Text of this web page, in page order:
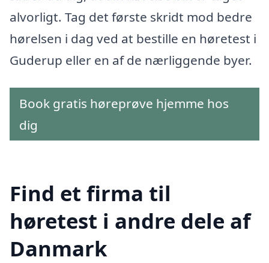
alvorligt. Tag det første skridt mod bedre
hørelsen i dag ved at bestille en høretest i
Guderup eller en af de nærliggende byer.
Book gratis høreprøve hjemme hos
dig
Find et firma til
høretest i andre dele af
Danmark